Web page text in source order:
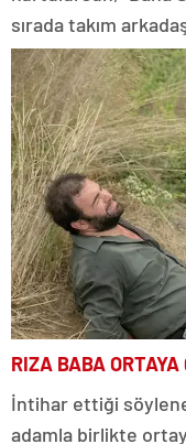
sırada takım
RIZA BABA ORTAYA
İntihar ettiği
adamla birlikte